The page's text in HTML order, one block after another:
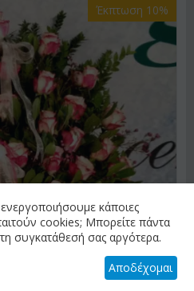
Έκπτωση 10%
κάποιες
cookies; Μπορείτε πάντα
συγκατάθεσή σας αργότερα.
Αποδέχομαι